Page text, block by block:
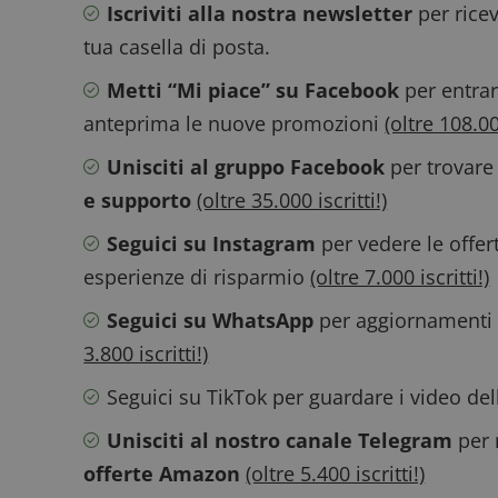
Iscriviti alla nostra newsletter per
tua casella di posta.
Metti “Mi piace” su Facebook per
anteprima le nuove promozioni(oltre
Unisciti al gruppo Facebook per
e supporto (oltre 35.000 iscritti!)
Seguici su Instagram per vedere le
esperienze di risparmio(oltre 7.000 iscritti!)
Seguici su WhatsApp per
3.800 iscritti!)
Seguici su TikTok per guardare i video
Unisciti al nostro canale Telegram per
offerte Amazon (oltre 5.400 iscritti!)
Nome
_pk_ses.1.938b
test_cookie